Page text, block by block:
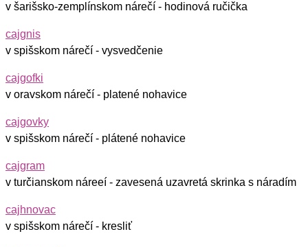
v šarišsko-zemplínskom nárečí - hodinová ručička
cajgnis
v spišskom nárečí - vysvedčenie
cajgofki
v oravskom nárečí - platené nohavice
cajgovky
v spišskom nárečí - plátené nohavice
cajgram
v turčianskom náreeí - zavesená uzavretá skrinka s náradím
cajhnovac
v spišskom nárečí - kresliť